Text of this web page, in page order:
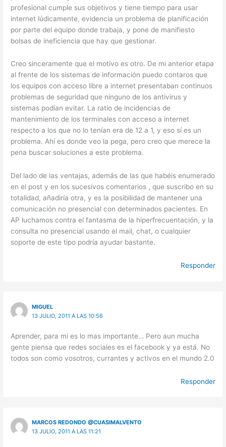
profesional cumple sus objetivos y tiene tiempo para usar
internet lúdicamente, evidencia un problema de planificación
por parte del equipo donde trabaja, y pone de manifiesto
bolsas de ineficiencia que hay que gestionar.
Creo sinceramente que el motivo es otro. De mi anterior etapa
al frente de los sistemas de información puedo contaros que
los equipos con acceso libre a internet presentaban continuos
problemas de seguridad que ninguno de los antivirus y
sistemas podían evitar. La ratio de incidencias de
mantenimiento de los terminales con acceso a internet
respecto a los que no lo tenían era de 12 a 1, y eso sí es un
problema. Ahí es donde veo la pega, pero creo que merece la
pena buscar soluciones a este problema.
Del lado de las ventajas, además de las que habéis enumerado
en el post y en los sucesivos comentarios , que suscribo en su
totalidad, añadiría otra, y es la posibilidad de mantener una
comunicación no presencial con determinados pacientes. En
AP luchamos contra el fantasma de la hiperfrecuentación, y la
consulta no presencial usando el mail, chat, o cualquier
soporte de este tipo podría ayudar bastante.
Responder
MIGUEL
13 JULIO, 2011 A LAS 10:56
Aprender, para mi es lo mas importante… Pero aun mucha
gente piensa que redes sociales es el facebook y ya está. No
todos son como vosotros, currantes y activos en el mundo 2.0
Responder
MARCOS REDONDO @CUASIMALVENTO
13 JULIO, 2011 A LAS 11:21